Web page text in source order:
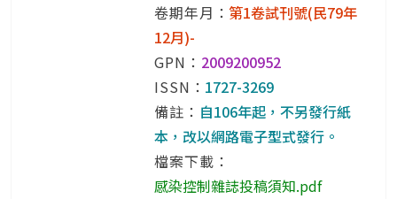
卷期年月：第1卷試刊號(民79年
12月)-
GPN： 2009200952
ISSN： 1727-3269
備註： 自106年起，不另發行紙
本，改以網路電子型式發行。
檔案下載：
感染控制雜誌投稿須知.pdf